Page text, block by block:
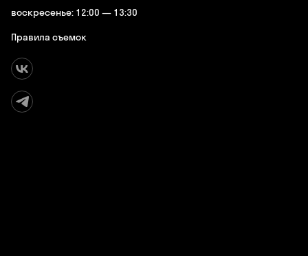
воскресенье: 12:00 — 13:30
Правила съемок